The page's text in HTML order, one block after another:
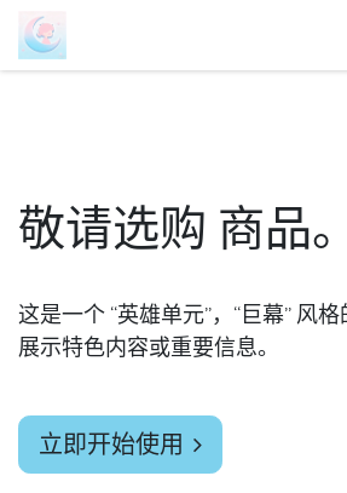
跳至内容
敬请选购 商品。
这是一个 “英雄单元”，“巨幕” 风
展示特色内容或重要信息。
立即开始使用